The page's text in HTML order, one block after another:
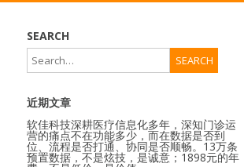
SEARCH
近期文章
软佳科技深耕医疗信息化多年，深知门诊运
营的痛点不在功能多少，而在数据是否到
位、流程是否打通、协同是否顺畅。13万条
预置数据，不是炫技，是诚意；1898元的年